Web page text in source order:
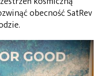
obecność SatRev